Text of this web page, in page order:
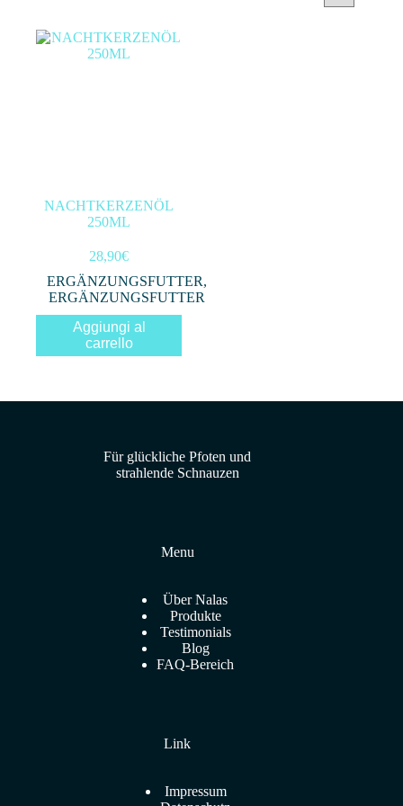
Categorie prodotto
NACHTKERZENÖL
250ML
28,90€
ERGÄNZUNGSFUTTER,
ERGÄNZUNGSFUTTER
Aggiungi al
carrello
Für glückliche Pfoten und
strahlende Schnauzen
Menu
Über Nalas
Produkte
Testimonials
Blog
FAQ-Bereich
Link
Impressum